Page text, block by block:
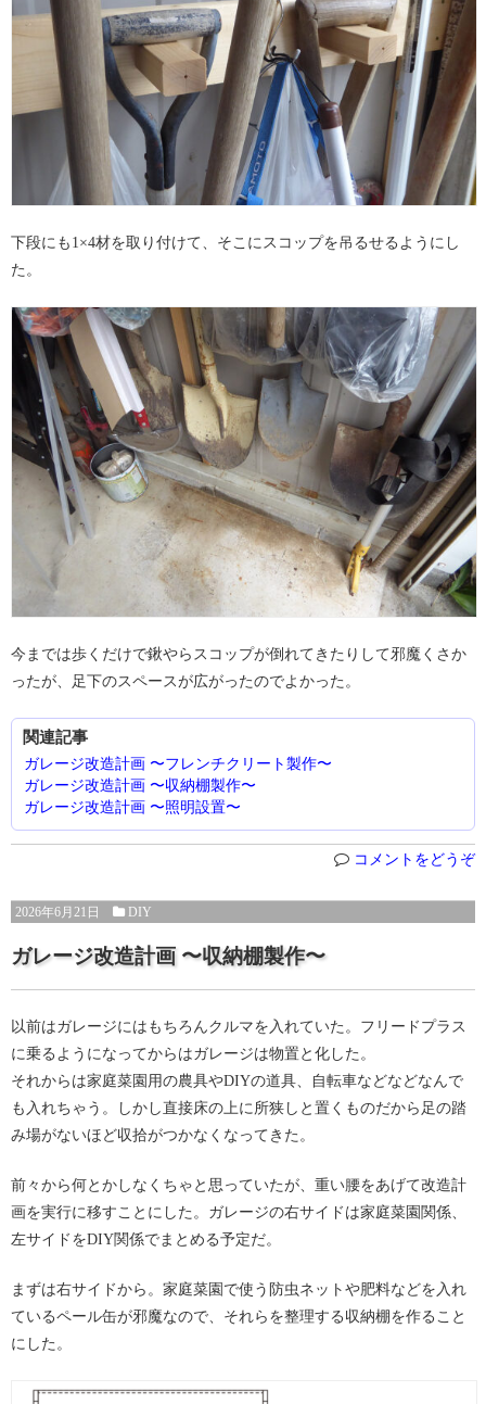
下段にも1×4材を取り付けて、そこにスコップを吊るせるようにし
た。
今までは歩くだけで鍬やらスコップが倒れてきたりして邪魔くさか
ったが、足下のスペースが広がったのでよかった。
関連記事
ガレージ改造計画 〜フレンチクリート製作〜
ガレージ改造計画 〜収納棚製作〜
ガレージ改造計画 〜照明設置〜
コメントをどうぞ
2026年6月21日 DIY
ガレージ改造計画 〜収納棚製作〜
以前はガレージにはもちろんクルマを入れていた。フリードプラス
に乗るようになってからはガレージは物置と化した。
それからは家庭菜園用の農具やDIYの道具、自転車などなどなんで
も入れちゃう。しかし直接床の上に所狭しと置くものだから足の踏
み場がないほど収拾がつかなくなってきた。
前々から何とかしなくちゃと思っていたが、重い腰をあげて改造計
画を実行に移すことにした。ガレージの右サイドは家庭菜園関係、
左サイドをDIY関係でまとめる予定だ。
まずは右サイドから。家庭菜園で使う防虫ネットや肥料などを入れ
ているペール缶が邪魔なので、それらを整理する収納棚を作ること
にした。